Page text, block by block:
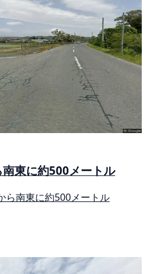
東に約500メートル
ら南東に約500メートル